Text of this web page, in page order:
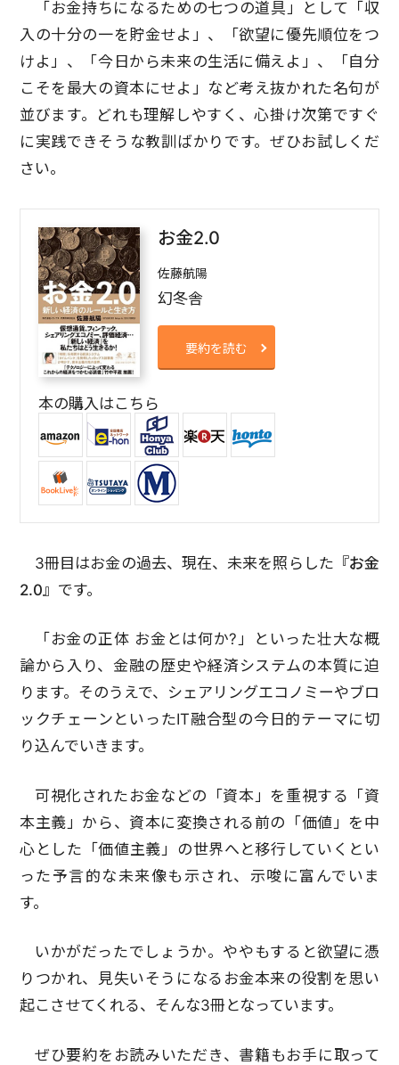
「お金持ちになるための七つの道具」として「収
入の十分の一を貯金せよ」、「欲望に優先順位をつ
けよ」、「今日から未来の生活に備えよ」、「自分
こそを最大の資本にせよ」など考え抜かれた名句が
並びます。どれも理解しやすく、心掛け次第ですぐ
に実践できそうな教訓ばかりです。ぜひお試しくだ
さい。
お金2.0
佐藤航陽
幻冬舎
要約を読む
本の購入はこちら
3冊目はお金の過去、現在、未来を照らした 『お金
2.0』 です。
「お金の正体 お金とは何か?」といった壮大な概
論から入り、金融の歴史や経済システムの本質に迫
ります。そのうえで、シェアリングエコノミーやブロ
ックチェーンといったIT融合型の今日的テーマに切
り込んでいきます。
可視化されたお金などの「資本」を重視する「資
本主義」から、資本に変換される前の「価値」を中
心とした「価値主義」の世界へと移行していくとい
った予言的な未来像も示され、示唆に富んでいま
す。
いかがだったでしょうか。ややもすると欲望に憑
りつかれ、見失いそうになるお金本来の役割を思い
起こさせてくれる、そんな3冊となっています。
ぜひ要約をお読みいただき、書籍もお手に取って